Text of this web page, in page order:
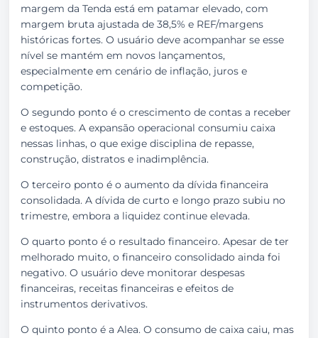
margem da Tenda está em patamar elevado, com
margem bruta ajustada de 38,5% e REF/margens
históricas fortes. O usuário deve acompanhar se esse
nível se mantém em novos lançamentos,
especialmente em cenário de inflação, juros e
competição.
O segundo ponto é o crescimento de contas a receber
e estoques. A expansão operacional consumiu caixa
nessas linhas, o que exige disciplina de repasse,
construção, distratos e inadimplência.
O terceiro ponto é o aumento da dívida financeira
consolidada. A dívida de curto e longo prazo subiu no
trimestre, embora a liquidez continue elevada.
O quarto ponto é o resultado financeiro. Apesar de ter
melhorado muito, o financeiro consolidado ainda foi
negativo. O usuário deve monitorar despesas
financeiras, receitas financeiras e efeitos de
instrumentos derivativos.
O quinto ponto é a Alea. O consumo de caixa caiu, mas